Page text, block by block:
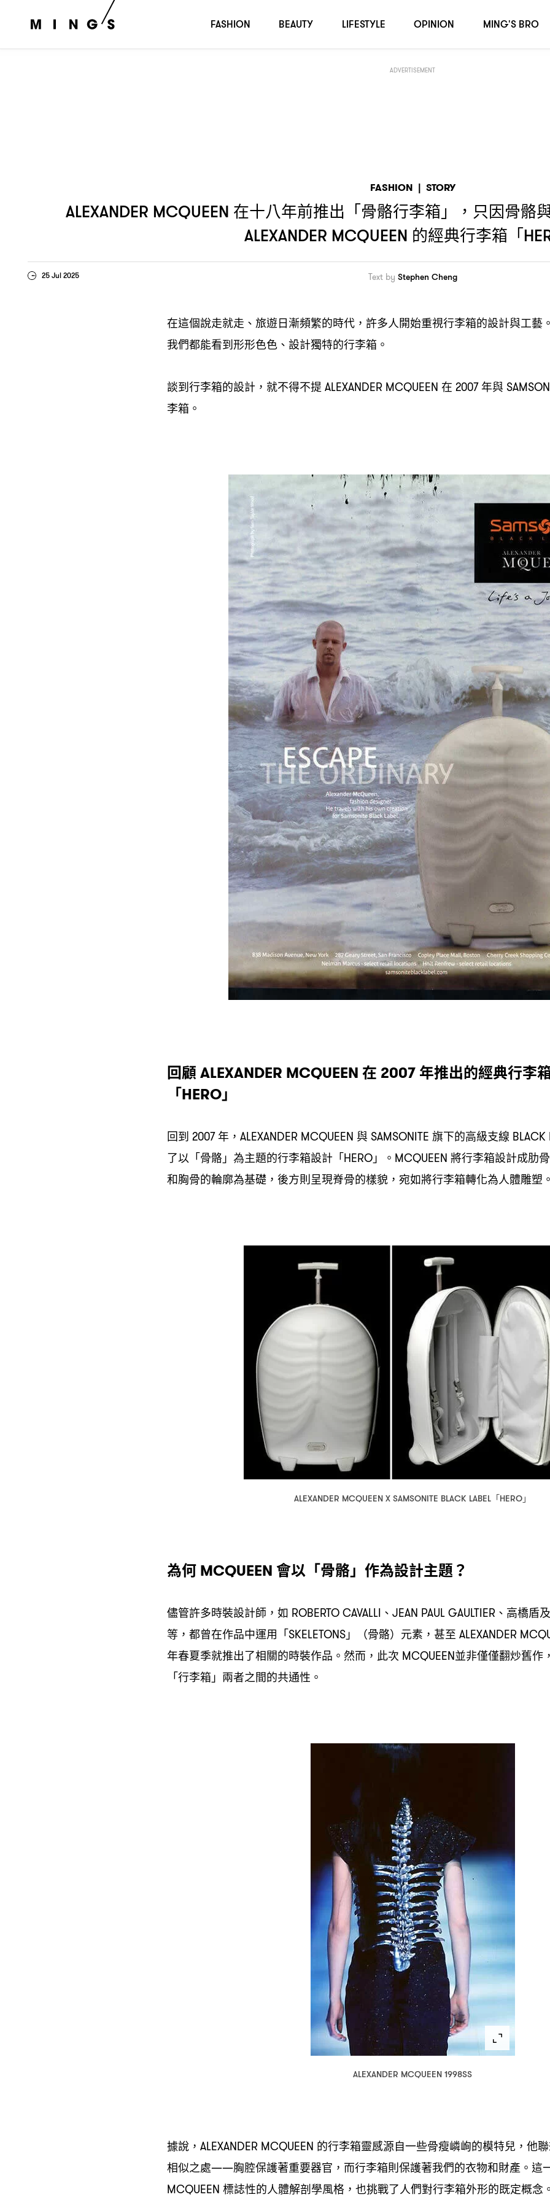
ADVERTISEMENT
FASHION | STORY
ALEXANDER MCQUEEN 在十八年前推出「骨骼行李箱」 ， 只因骨骼
ALEXANDER MCQUEEN 的經典行李箱「
25 Jul 2025 Text by Stephen Cheng
在這個說走就走、旅遊日漸頻繁的時代 ， 許多人開始重視行李箱的設計與工藝
我們都能看到形形色色、設計獨特的行李箱。
談到行李箱的設計 ， 就不得不提 ALEXANDER MCQUEEN 在 2007年與
李箱。
回顧 ALEXANDER MCQUEEN 在 2007 年推出的經典行李
「HERO」
回到 2007年 ，ALEXANDER MCQUEEN 與 SAMSONITE 旗下的高級支線 BLACK
了以「骨骼」為主題的行李箱設計「HERO」。 MCQUEEN 將行李箱設計成肋
和胸骨的輪廓為基礎 ， 後方則呈現脊骨的樣貌 ， 宛如將行李箱轉化為人體雕塑
ALEXANDER MCQUEEN X SAMSONITE BLACK LABEL 「HERO」
為何 MCQUEEN 會以「骨骼」作為設計主題 ？
儘管許多時裝設計師 ， 如 ROBERTO CAVALLI 、 JEAN PAUL GAULTIER 、高橋盾及
等 ， 都曾在作品中運用「SKELETONS」 （骨骼） 元素 ， 甚至 ALEXANDER
年春夏季就推出了相關的時裝作品。然而 ， 此次 MCQUEEN並非僅僅翻炒舊作
「行李箱」兩者之間的共通性。
ALEXANDER MCQUEEN 1998SS
據說 ，ALEXANDER MCQUEEN 的行李箱靈感源自一些骨瘦嶙峋的模特兒 ， 他
相似之處——胸腔保護著重要器官 ， 而行李箱則保護著我們的衣物和財產。這
MCQUEEN 標誌性的人體解剖學風格 ， 也挑戰了人們對行李箱外形的既定概念
FASHION BEAUTY LIFESTYLE OPINION MING'S BRO
ALEXANDER MCQUEEN ALEXANDER MCQUEEN